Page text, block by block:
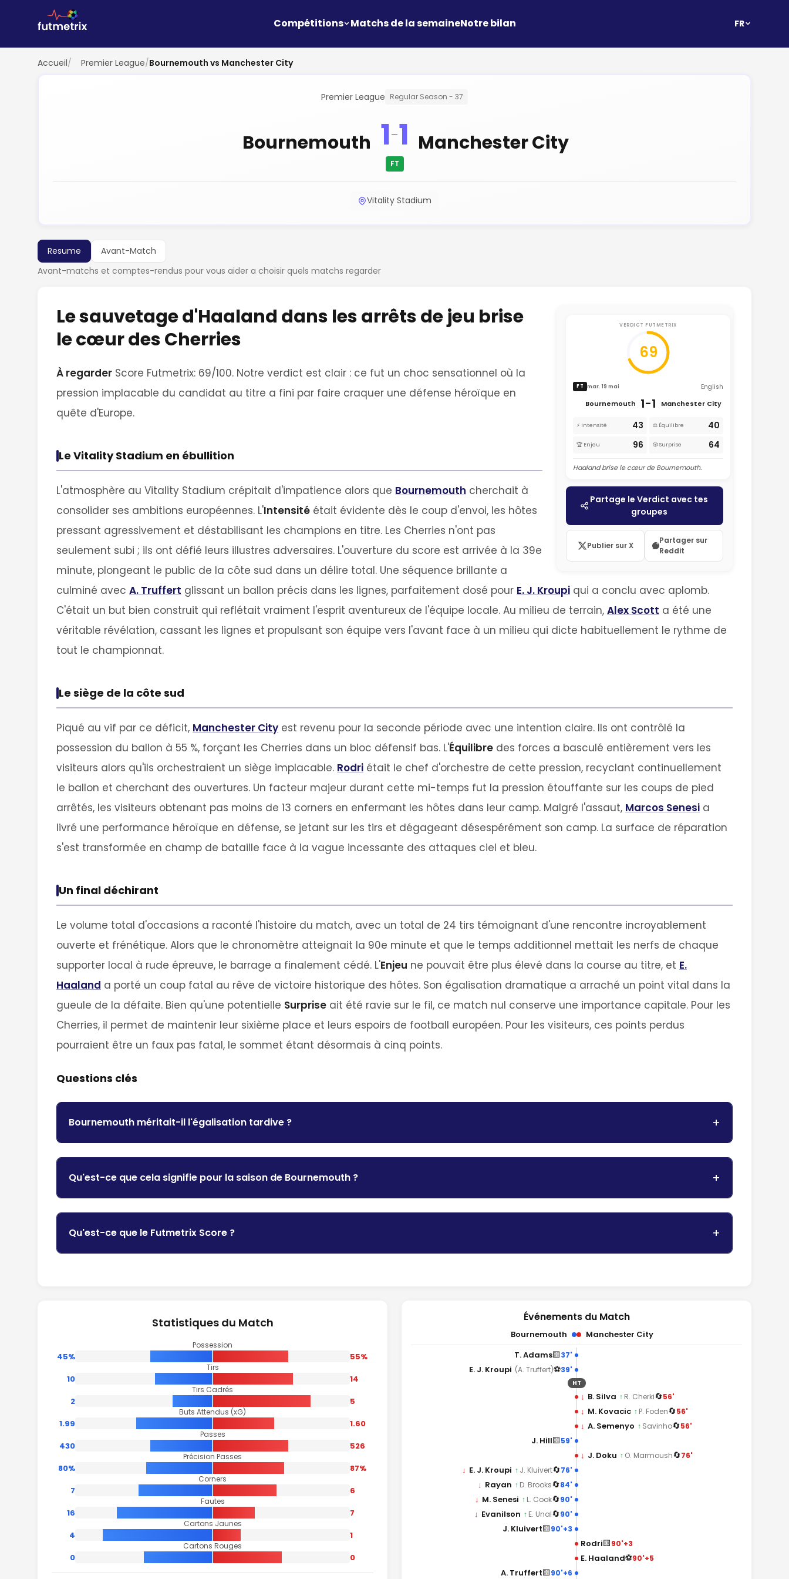
Compétitions Matchs de la semaineNotre bilan FR
Accueil/ Premier League/Bournemouth vs Manchester City
Premier League Regular Season - 37
Bournemouth 1-1
FT
Manchester City
Vitality Stadium
Resume
Avant-Match
Avant-matchs et comptes-rendus pour vous aider a choisir quels matchs regarder
VERDICT FUTMETRIX
69
FT mar. 19 mai English
Bournemouth 1-1 Manchester City
⚡ Intensité 43 ⚖️ Équilibre 40
🏆 Enjeu 96 🎲 Surprise 64
Haaland brise le cœur de Bournemouth.
Partage le Verdict avec tes
groupes
Publier sur X
Partager sur
Reddit
Le sauvetage d'Haaland dans les arrêts de jeu brise
le cœur des Cherries
À regarder Score Futmetrix: 69/100. Notre verdict est clair : ce fut un choc sensationnel où la
pression implacable du candidat au titre a fini par faire craquer une défense héroïque en
quête d'Europe.
Le Vitality Stadium en ébullition
L'atmosphère au Vitality Stadium crépitait d'impatience alors que Bournemouth cherchait à
consolider ses ambitions européennes. L'Intensité était évidente dès le coup d'envoi, les hôtes
pressant agressivement et déstabilisant les champions en titre. Les Cherries n'ont pas
seulement subi ; ils ont défié leurs illustres adversaires. L'ouverture du score est arrivée à la 39e
minute, plongeant le public de la côte sud dans un délire total. Une séquence brillante a
culminé avec A. Truffert glissant un ballon précis dans les lignes, parfaitement dosé pour E. J. Kroupi qui a conclu avec aplomb.
C'était un but bien construit qui reflétait vraiment l'esprit aventureux de l'équipe locale. Au milieu de terrain, Alex Scott a été une
véritable révélation, cassant les lignes et propulsant son équipe vers l'avant face à un milieu qui dicte habituellement le rythme de
tout le championnat.
Le siège de la côte sud
Piqué au vif par ce déficit, Manchester City est revenu pour la seconde période avec une intention claire. Ils ont contrôlé la
possession du ballon à 55 %, forçant les Cherries dans un bloc défensif bas. L'Équilibre des forces a basculé entièrement vers les
visiteurs alors qu'ils orchestraient un siège implacable. Rodri était le chef d'orchestre de cette pression, recyclant continuellement
le ballon et cherchant des ouvertures. Un facteur majeur durant cette mi-temps fut la pression étouffante sur les coups de pied
arrêtés, les visiteurs obtenant pas moins de 13 corners en enfermant les hôtes dans leur camp. Malgré l'assaut, Marcos Senesi a
livré une performance héroïque en défense, se jetant sur les tirs et dégageant désespérément son camp. La surface de réparation
s'est transformée en champ de bataille face à la vague incessante des attaques ciel et bleu.
Un final déchirant
Le volume total d'occasions a raconté l'histoire du match, avec un total de 24 tirs témoignant d'une rencontre incroyablement
ouverte et frénétique. Alors que le chronomètre atteignait la 90e minute et que le temps additionnel mettait les nerfs de chaque
supporter local à rude épreuve, le barrage a finalement cédé. L'Enjeu ne pouvait être plus élevé dans la course au titre, et E.
Haaland a porté un coup fatal au rêve de victoire historique des hôtes. Son égalisation dramatique a arraché un point vital dans la
gueule de la défaite. Bien qu'une potentielle Surprise ait été ravie sur le fil, ce match nul conserve une importance capitale. Pour les
Cherries, il permet de maintenir leur sixième place et leurs espoirs de football européen. Pour les visiteurs, ces points perdus
pourraient être un faux pas fatal, le sommet étant désormais à cinq points.
Questions clés
Bournemouth méritait-il l'égalisation tardive ?
Qu'est-ce que cela signifie pour la saison de Bournemouth ?
Qu'est-ce que le Futmetrix Score ?
Statistiques du Match
Possession
45% 55%
Tirs
10 14
Tirs Cadrés
2 5
Buts Attendus (xG)
1.99 1.60
Passes
430 526
Précision Passes
80% 87%
Corners
7 6
Fautes
16 7
Cartons Jaunes
4 1
Cartons Rouges
0 0
Événements du Match
Bournemouth Manchester City
37'
🟨
T. Adams
39'
⚽
E. J. Kroupi (A. Truffert)
HT
↓ B. Silva ↑ R. Cherki🔄56'
↓ M. Kovacic ↑ P. Foden🔄56'
↓ A. Semenyo ↑ Savinho🔄56'
59'
🟨
J. Hill
↓ J. Doku ↑ O. Marmoush🔄76'
76'
🔄
↓ E. J. Kroupi ↑ J. Kluivert
84'
🔄
↓ Rayan ↑ D. Brooks
90'
🔄
↓ M. Senesi ↑ L. Cook
90'
🔄
↓ Evanilson ↑ E. Unal
90'+3
🟨
J. Kluivert
Rodri🟨90'+3
E. Haaland⚽90'+5
90'+6
🟨
A. Truffert